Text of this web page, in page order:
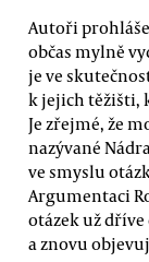
Autoři
občas mylně
je ve
k jejich těžišti,
Je zřejmé, že
nazývané
ve smyslu
Argumentaci
otázek už
a znovu